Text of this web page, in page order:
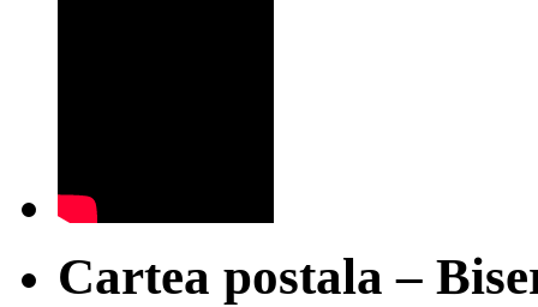
Cartea postala –